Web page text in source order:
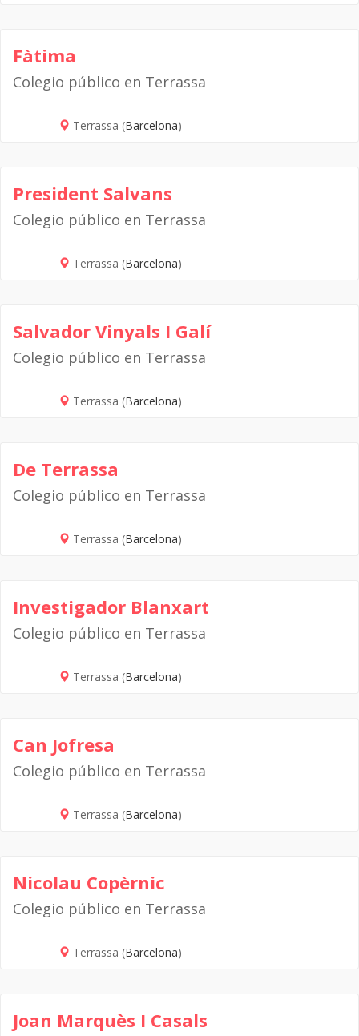
Fàtima
Colegio público en Terrassa
Terrassa (Barcelona)
President Salvans
Colegio público en Terrassa
Terrassa (Barcelona)
Salvador Vinyals I Galí
Colegio público en Terrassa
Terrassa (Barcelona)
De Terrassa
Colegio público en Terrassa
Terrassa (Barcelona)
Investigador Blanxart
Colegio público en Terrassa
Terrassa (Barcelona)
Can Jofresa
Colegio público en Terrassa
Terrassa (Barcelona)
Nicolau Copèrnic
Colegio público en Terrassa
Terrassa (Barcelona)
Joan Marquès I Casals